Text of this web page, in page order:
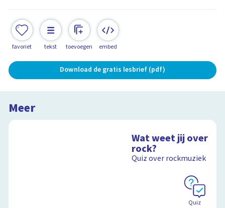
favoriet tekst toevoegen embed
Download de gratis lesbrief (pdf)
Meer
Wat weet jij over
rock?
Quiz over rockmuziek
Quiz